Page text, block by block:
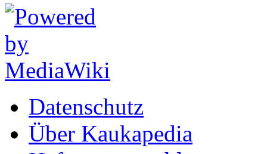
Datenschutz
Über Kaukapedia